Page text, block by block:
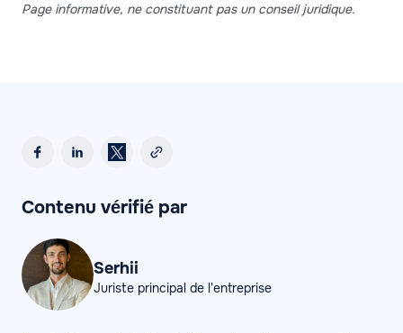
Page informative, ne constituant pas un conseil juridique.
Contenu vérifié par
Serhii
Juriste principal de l'entreprise